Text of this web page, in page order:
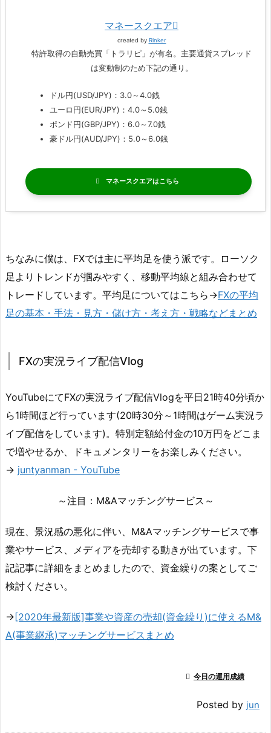
マネースクエア
created by Rinker
特許取得の自動売買「トラリピ」が有名。主要通貨スプレッド
は変動制のため下記の通り。
ドル円(USD/JPY)：3.0～4.0銭
ユーロ円(EUR/JPY)：4.0～5.0銭
ポンド円(GBP/JPY)：6.0～7.0銭
豪ドル円(AUD/JPY)：5.0～6.0銭
マネースクエア
ちなみに僕は、FXでは主に平均足を使う派です。ローソク
足よりトレンドが掴みやすく、移動平均線と組み合わせて
トレードしています。平均足についてはこちら→FXの平均
足の基本・手法・見方・儲け方・考え方・戦略などまとめ
FXの実況ライブ配信Vlog
YouTubeにてFXの実況ライブ配信Vlogを平日21時40分頃か
ら1時間ほど行っています(20時30分～1時間はゲーム実況ラ
イブ配信をしています)。特別定額給付金の10万円をどこま
で増やせるか、ドキュメンタリーをお楽しみください。
→ juntyanman - YouTube
～注目：M&Aマッチングサービス～
現在、景況感の悪化に伴い、M&Aマッチングサービスで事
業やサービス、メディアを売却する動きが出ています。下
記記事に詳細をまとめましたので、資金繰りの案としてご
検討ください。
→[2020年最新版]事業や資産の売却(資金繰り)に使えるM&
A(事業継承)マッチングサービスまとめ
 今日の運用成績
Posted by jun